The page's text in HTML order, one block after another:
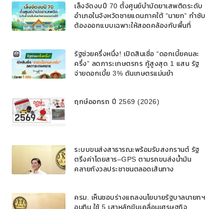
เล็งจัดงบปี 70 ตั้งศูนย์บำบัดยาเสพติดระดับ
อำเภอในจังหวัดชายแดนภาคใต้ “นายก” กำชับ
ต้องออกแบบเฉพาะให้สอดคล้องกับพื้นที่
รัฐช่วยครึ่งหนึ่ง! เปิดสินเชื่อ “ดอกเบี้ยคนละ
ครึ่ง” ลดภาระเกษตรกร กู้สูงสุด 1 แสน รัฐ
จ่ายดอกเบี้ย 3% ดันเกษตรแม่นยำ
ฤกษ์ออกรถ ปี 2569 (2026)
ระบบขนส่งสาธารณะพร้อมรับสงกรานต์ รัฐ
ตรึงค่าโดยสาร–GPS ตามรถขนส่งน้ำมัน
คลายกังวลประชาชนตลอดเส้นทาง
ครม. เห็นชอบร่างแถลงนโยบายรัฐบาลนายกฯ